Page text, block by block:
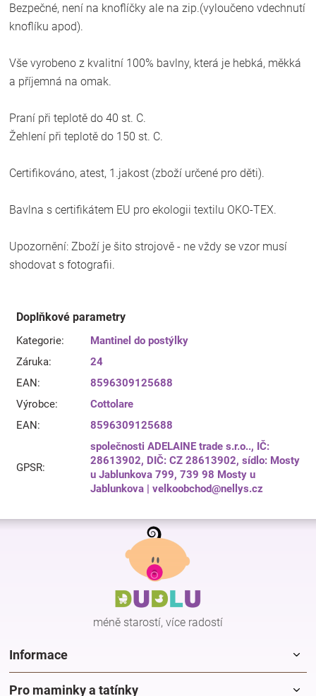
Bezpečné, není na knoflíčky ale na zip.(vyloučeno vdechnutí
knoflíku apod).
Vše vyrobeno z kvalitní 100% bavlny, která je hebká, měkká
a příjemná na omak.
Praní při teplotě do 40 st. C.
Žehlení při teplotě do 150 st. C.
Certifikováno, atest, 1.jakost (zboží určené pro děti).
Bavlna s certifikátem EU pro ekologii textilu OKO-TEX.
Upozornění: Zboží je šito strojově - ne vždy se vzor musí
shodovat s fotografii.
Doplňkové parametry
Kategorie:
Mantinel do postýlky
Záruka:
24
EAN:
8596309125688
Výrobce:
Cottolare
EAN: 8596309125688
GPSR:
společnosti ADELAINE trade s.r.o.., IČ:
28613902, DIČ: CZ 28613902, sídlo: Mosty
u Jablunkova 799, 739 98 Mosty u
Jablunkova | velkoobchod@nellys.cz
Z
méně starostí, více radostí
Informace
Pro maminky a tatínky